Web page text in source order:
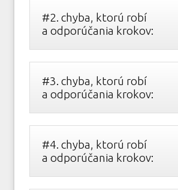
#2. chyba, ktorú robí
a odporúčania krokov:
#3. chyba, ktorú robí
a odporúčania krokov:
#4. chyba, ktorú robí
a odporúčania krokov: